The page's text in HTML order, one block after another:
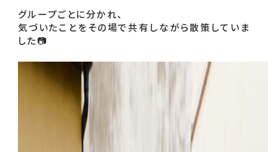
グループごとに分かれ、
気づいたことをその場で共有しながら散策していま
した📷